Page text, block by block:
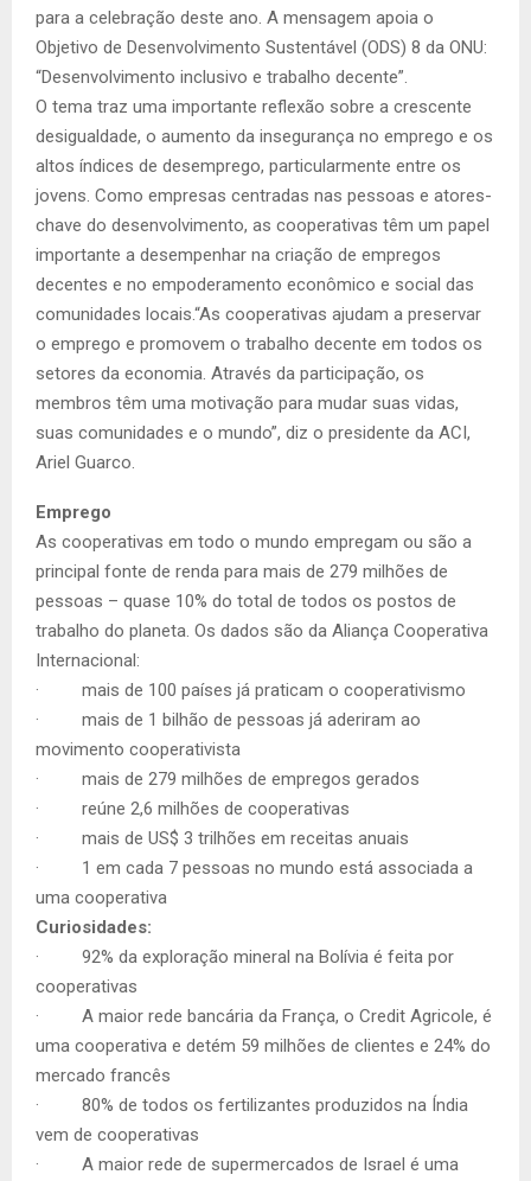
para a celebração deste ano. A mensagem apoia o
Objetivo de Desenvolvimento Sustentável (ODS) 8 da ONU:
“Desenvolvimento inclusivo e trabalho decente”.
O tema traz uma importante reflexão sobre a crescente
desigualdade, o aumento da insegurança no emprego e os
altos índices de desemprego, particularmente entre os
jovens. Como empresas centradas nas pessoas e atores-
chave do desenvolvimento, as cooperativas têm um papel
importante a desempenhar na criação de empregos
decentes e no empoderamento econômico e social das
comunidades locais.“As cooperativas ajudam a preservar
o emprego e promovem o trabalho decente em todos os
setores da economia. Através da participação, os
membros têm uma motivação para mudar suas vidas,
suas comunidades e o mundo”, diz o presidente da ACI,
Ariel Guarco.
Emprego
As cooperativas em todo o mundo empregam ou são a
principal fonte de renda para mais de 279 milhões de
pessoas – quase 10% do total de todos os postos de
trabalho do planeta. Os dados são da Aliança Cooperativa
Internacional:
· mais de 100 países já praticam o cooperativismo
· mais de 1 bilhão de pessoas já aderiram ao
movimento cooperativista
· mais de 279 milhões de empregos gerados
· reúne 2,6 milhões de cooperativas
· mais de US$ 3 trilhões em receitas anuais
· 1 em cada 7 pessoas no mundo está associada a
uma cooperativa
Curiosidades:
· 92% da exploração mineral na Bolívia é feita por
cooperativas
· A maior rede bancária da França, o Credit Agricole, é
uma cooperativa e detém 59 milhões de clientes e 24% do
mercado francês
· 80% de todos os fertilizantes produzidos na Índia
vem de cooperativas
· A maior rede de supermercados de Israel é uma